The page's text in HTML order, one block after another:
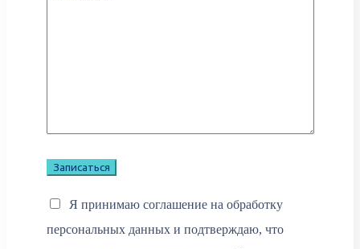
Я принимаю соглашение на обработку
персональных данных и подтверждаю, что